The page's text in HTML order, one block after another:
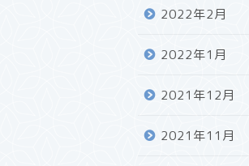
2022年2月
2022年1月
2021年12月
2021年11月